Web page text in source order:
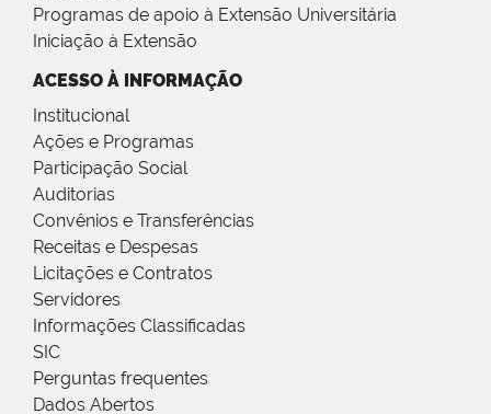
Programas de apoio à Extensão Universitária
Iniciação à Extensão
ACESSO À INFORMAÇÃO
Institucional
Ações e Programas
Participação Social
Auditorias
Convênios e Transferências
Receitas e Despesas
Licitações e Contratos
Servidores
Informações Classificadas
SIC
Perguntas frequentes
Dados Abertos